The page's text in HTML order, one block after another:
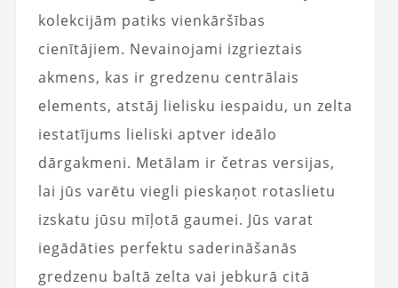
kolekcijām patiks vienkāršības
cienītājiem. Nevainojami izgrieztais
akmens, kas ir gredzenu centrālais
elements, atstāj lielisku iespaidu, un zelta
iestatījums lieliski aptver ideālo
dārgakmeni. Metālam ir četras versijas,
lai jūs varētu viegli pieskaņot rotaslietu
izskatu jūsu mīļotā gaumei. Jūs varat
iegādāties perfektu saderināšanās
gredzenu baltā zelta vai jebkurā citā